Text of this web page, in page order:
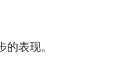
表现。